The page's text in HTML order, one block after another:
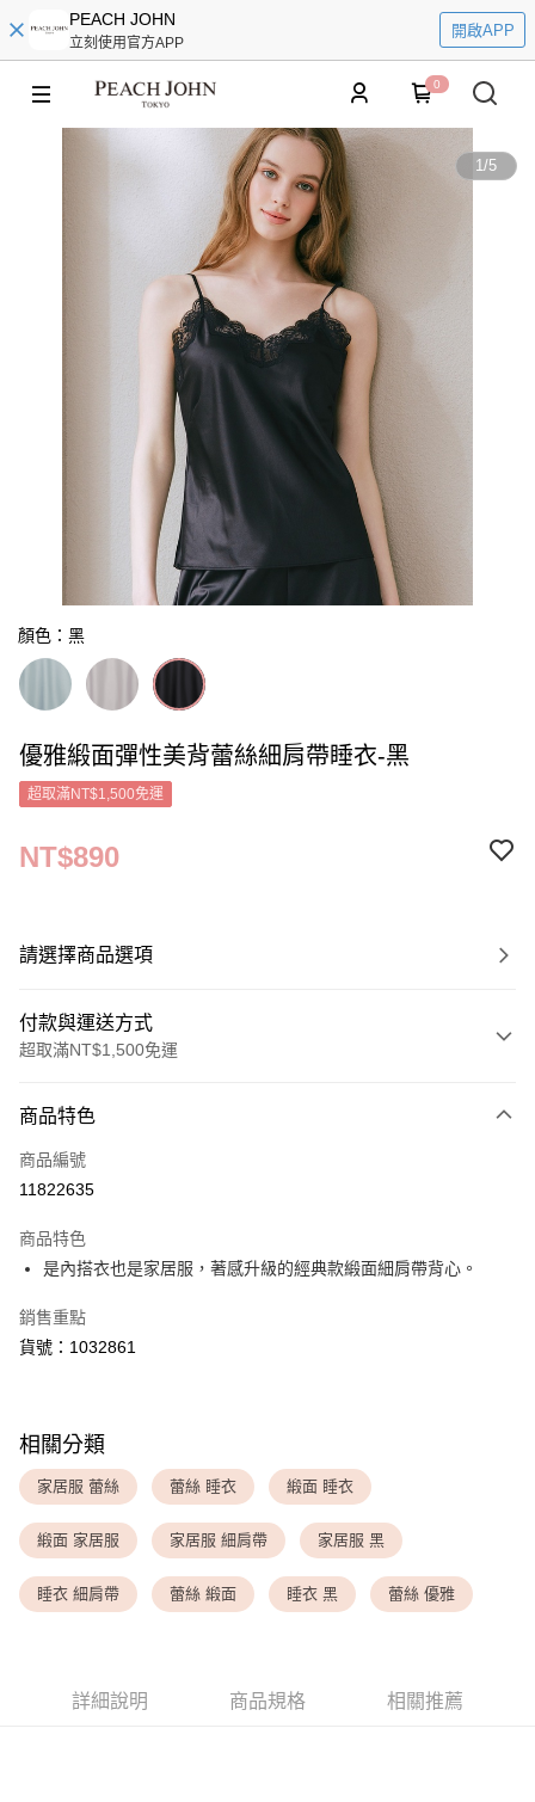
PEACH JOHN
立刻使用官方APP
開啟APP
0
1/5
顏色：黑
優雅緞面彈性美背蕾絲細肩帶睡衣-黑
超取滿NT$1,500免運
NT$890
請選擇商品選項
付款與運送方式
超取滿NT$1,500免運
信用卡一次付款
超商取貨付款
Apple Pay
運送方式
全家取貨付款
付款後全家取貨
每筆NT$80，滿NT$1,500(含以上)免運費
每筆NT$9,999
<無合作配送請勿選取>付款後萊爾富取貨
每筆NT$80，滿NT$1,500(含以上)免運費
商品特色
商品編號
11822635
商品特色
是內搭衣也是家居服，著感升級的經典款緞面細肩帶背心。
銷售重點
貨號：1032861
相關分類
家居服 蕾絲 蕾絲 睡衣 緞面 睡衣
緞面 家居服 家居服 細肩帶 家居服 黑
睡衣 細肩帶 蕾絲 緞面 睡衣 黑 蕾絲 優雅
詳細說明 商品規格 相關推薦